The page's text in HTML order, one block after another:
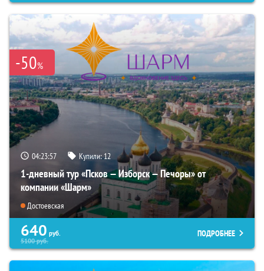
-50%
04:23:56 Купили:12
1-дневный тур «Псков — Изборск — Печоры» от
компании «Шарм»
Достоевская
640 руб.
5100руб.
ПОДРОБНЕЕ